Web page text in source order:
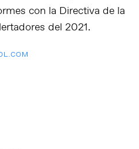
con la Directiva de la
del 2021.